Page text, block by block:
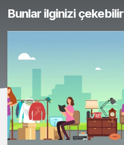
Bunlar ilginizi çekebilir